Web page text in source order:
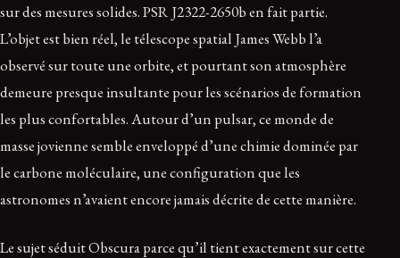
sur des mesures solides. PSR J2322-2650b en fait partie.
L’objet est bien réel, le télescope spatial James Webb l’a
observé sur toute une orbite, et pourtant son atmosphère
demeure presque insultante pour les scénarios de formation
les plus confortables. Autour d’un pulsar, ce monde de
masse jovienne semble enveloppé d’une chimie dominée par
le carbone moléculaire, une configuration que les
astronomes n’avaient encore jamais décrite de cette manière.
Le sujet séduit Obscura parce qu’il tient exactement sur cette